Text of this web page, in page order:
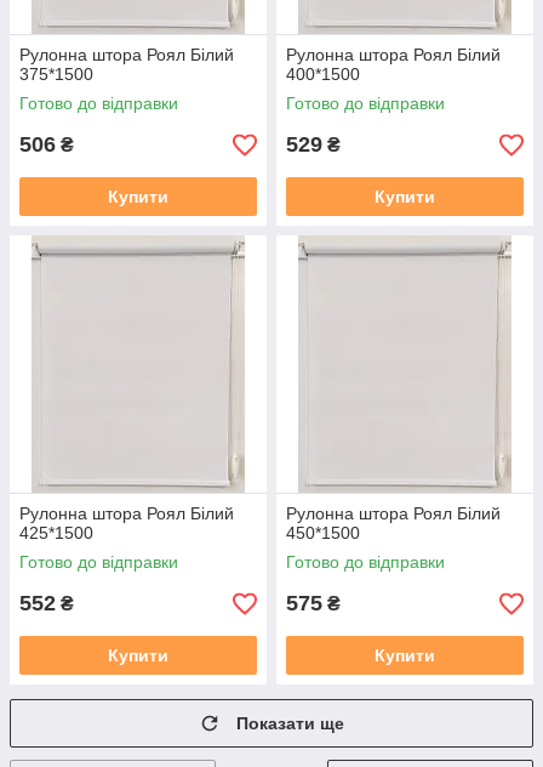
Рулонна штора Роял Білий
375*1500
Готово до відправки
506 ₴
Купити
Рулонна штора Роял Білий
400*1500
Готово до відправки
529 ₴
Купити
Рулонна штора Роял Білий
425*1500
Готово до відправки
552 ₴
Купити
Рулонна штора Роял Білий
450*1500
Готово до відправки
575 ₴
Купити
Показати ще